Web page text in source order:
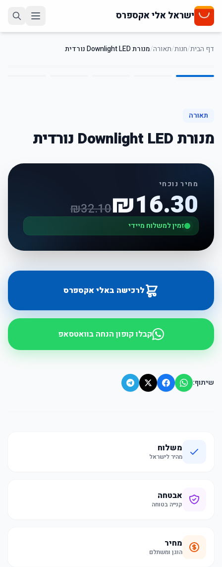
ישראל אלי אקספרס
דף הבית/חנות/תאורה/מנורת Downlight LED נורדית 1
/
5
תאורה
מנורת Downlight LED נורדית
מחיר נוכחי
₪16.30
₪32.10
זמין למשלוח מיידי
לרכישה באלי אקספרס
קבלו קופון הנחה בוואטסאפ
שיתוף:
משלוח
מהיר לישראל
אבטחה
קנייה בטוחה
מחיר
הוגן ומשתלם